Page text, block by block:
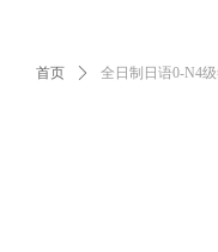
首页 ꄲ 全日制日语0-N4